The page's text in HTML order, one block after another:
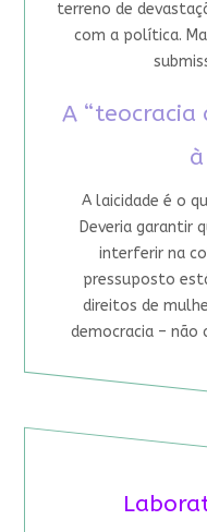
terreno de
com a política.
A “teocracia
A laicidade é o
Deveria garantir
interferir na
pressuposto
direitos de
democracia – não